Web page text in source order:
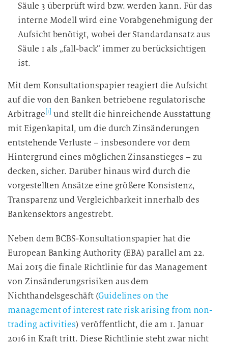
Säule 3 überprüft wird bzw. werden kann. Für das
interne Modell wird eine Vorabgenehmigung der
Aufsicht benötigt, wobei der Standardansatz aus
Säule 1 als „fall-back“ immer zu berücksichtigen
ist.
Mit dem Konsultationspapier reagiert die Aufsicht
auf die von den Banken betriebene regulatorische
Arbitrage [1] und stellt die hinreichende Ausstattung
mit Eigenkapital, um die durch Zinsänderungen
entstehende Verluste – insbesondere vor dem
Hintergrund eines möglichen Zinsanstieges – zu
decken, sicher. Darüber hinaus wird durch die
vorgestellten Ansätze eine größere Konsistenz,
Transparenz und Vergleichbarkeit innerhalb des
Bankensektors angestrebt.
Neben dem BCBS-Konsultationspapier hat die
European Banking Authority (EBA) parallel am 22.
Mai 2015 die finale Richtlinie für das Management
von Zinsänderungsrisiken aus dem
Nichthandelsgeschäft (Guidelines on the
management of interest rate risk arising from non-
trading activities) veröffentlicht, die am 1. Januar
2016 in Kraft tritt. Diese Richtlinie steht zwar nicht